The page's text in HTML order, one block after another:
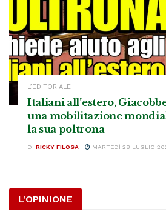
L’EDITORIALE
Italiani all’estero,
una mobilitazione
la sua poltrona
DI RICKY FILOSA MARTEDÌ 28 LUGLIO
L'OPINIONE